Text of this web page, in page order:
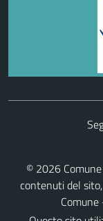
© 2026
contenuti del
Comune